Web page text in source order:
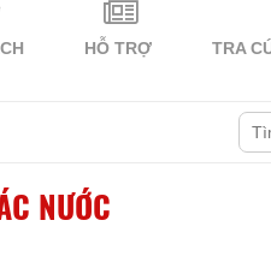
HỖ TRỢ TRA
NƯỚC